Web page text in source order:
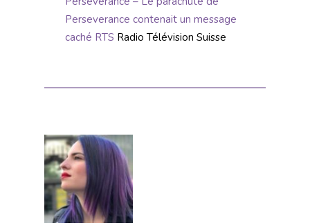
Perseverance contenait un message
caché RTS Radio Télévision Suisse